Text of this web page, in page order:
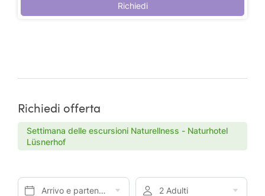
Richiedi
Richiedi offerta
Settimana delle escursioni Naturellness - Naturhotel
Lüsnerhof
Arrivo e partenza* 2 Adulti